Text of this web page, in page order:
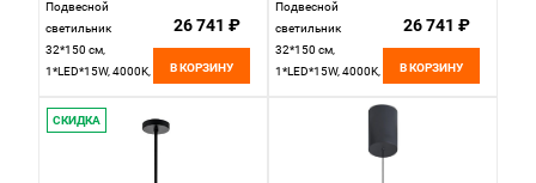
Подвесной
светильник
32*150 см,
1*LED*15W, 4000K,
SL6143.423.01,
черный
26 741 ₽
В КОРЗИНУ
Подвесной
светильник
32*150 см,
1*LED*15W, 4000K,
26 741 ₽
В КОРЗИНУ
СКИДКА